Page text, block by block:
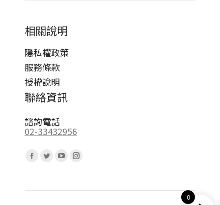
相關說明
隱私權政策
服務條款
授權說明
聯絡資訊
諮詢電話
02-33432956
Facebook
opens
Twitter
opens
YouTube
opens
Instagram
opens
0